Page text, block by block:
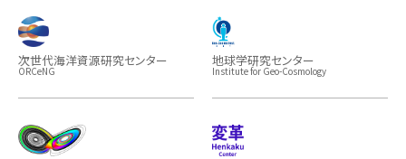
次世代海洋資源研究センター
ORCeNG
地球学研究センター
Institute for Geo-Cosmology